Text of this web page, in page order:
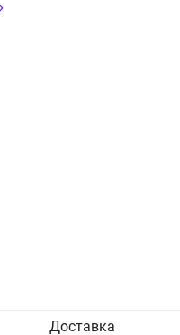
Доставка